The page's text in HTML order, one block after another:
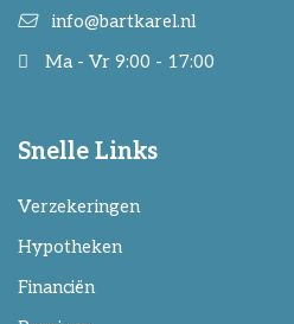
info@bartkarel.nl
Ma - Vr 9:00 - 17:00
Snelle Links
Verzekeringen
Hypotheken
Financiën